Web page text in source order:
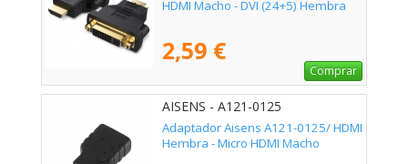
HDMI Macho - DVI (24+5) Hembra
2,59 €
Comprar
AISENS - A121-0125
Adaptador Aisens A121-0125/ HDMI
Hembra - Micro HDMI Macho